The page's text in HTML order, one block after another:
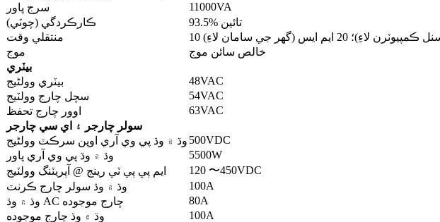
سرج پاور
11000VA
ڪارڪردگي (چوٽي)
93.5% تائين
منتقلي وقت
لاءِ)؛ 20 ايم ايس (گهر جي سامان لاءِ)
موج
خالص سائن موج
بيٽري
بيٽري وولٹیج
48VAC
سچل چارج وولٽيج
54VAC
اوور چارج تحفظ
63VAC
سولر چارجر ۽ اي سي چارجر
وڌ ۾ وڌ پي وي آري اوپن سرڪٽ وولٹیج 500VDC
وڌ ۾ وڌ پي وي آري پاور
5500W
ايم پي پي ٽي رينج @ آپريٽنگ وولٽيج
120 〜450VDC
وڌ ۾ وڌ سولر چارج ڪرنٽ
100A
وڌ ۾ وڌ AC چارج موجوده
80A
وڌ ۾ وڌ چارج موجوده
100A